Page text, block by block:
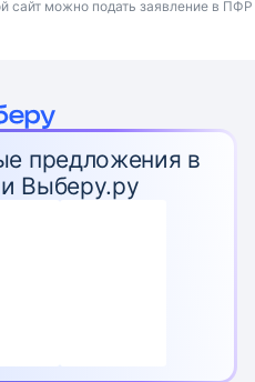
сайт можно подать заявление в ПФР
предложения в
Выберу.ру